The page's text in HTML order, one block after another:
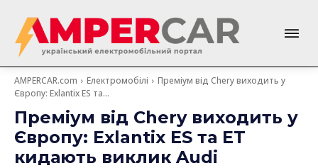
AMPERCAR.com Електромобілі
Преміум від Chery виходить у
Європу: Exlantix ES та...
Преміум від Chery виходить у
Європу: Exlantix ES та ET
кидають виклик Audi